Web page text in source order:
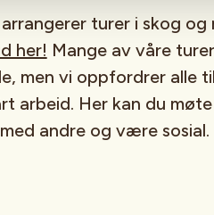
turer i skog og
her! Mange av våre
men vi oppfordrer alle
arbeid. Her kan du
andre og være sosial.